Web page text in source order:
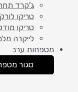
ג'קרד
טריקו
טריקו
לייקרה
מטפחות ערב
סגור